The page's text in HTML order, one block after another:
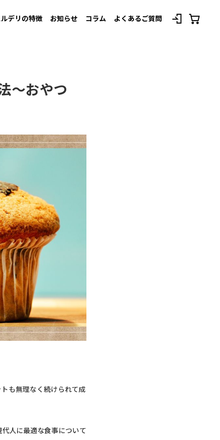
デリの特徴 お知らせ コラム よくあるご質問
〜おやつ
も無理なく続けられて成
人に最適な食事について